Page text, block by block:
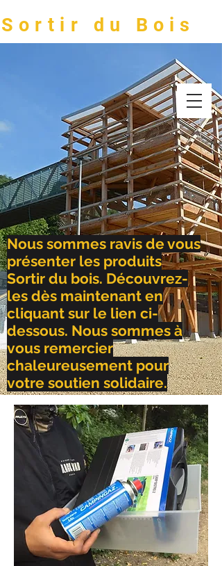
Sortir du Bois
Nous sommes ravis de vous
présenter les produits
Sortir du bois. Découvrez-
les dès maintenant en
cliquant sur le lien ci-
dessous. Nous sommes à
vous remercier
chaleureusement pour
votre soutien solidaire.